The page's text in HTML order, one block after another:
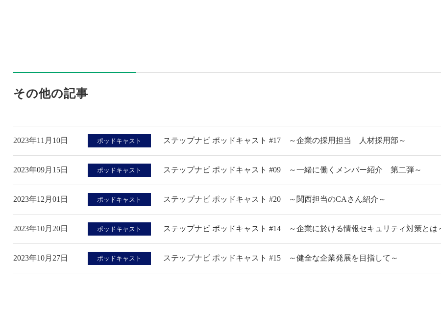
その他の記事
2023年11月10日 ポッドキャスト ステップナビ ポッドキャスト #17 ～企業の採用担当 人材採用部～
2023年09月15日 ポッドキャスト ステップナビ ポッドキャスト #09 ～一緒に働くメンバー紹介 第二弾～
2023年12月01日 ポッドキャスト ステップナビ ポッドキャスト #20 ～関西担当のCAさん紹介～
2023年10月20日 ポッドキャスト ステップナビ ポッドキャスト #14 ～企業に於ける情報セキュリティ対策とは
2023年10月27日 ポッドキャスト ステップナビ ポッドキャスト #15 ～健全な企業発展を目指して～